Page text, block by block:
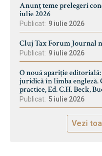
Anunț teme prelegeri
iulie 2026
Publicat: 9 iulie 2026
Cluj Tax Forum Journal
Publicat: 9 iulie 2026
O nouă apariție
juridică în limba engleză.
practice, Ed. C.H. Beck,
Publicat: 5 iulie 2026
Vezi